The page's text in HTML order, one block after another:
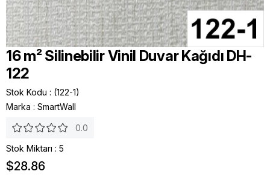
16 m² Silinebilir Vinil Duvar Kağıdı DH-
122
Stok Kodu
(122-1)
Marka : SmartWall
0.0
Stok Miktarı : 5
$28.86